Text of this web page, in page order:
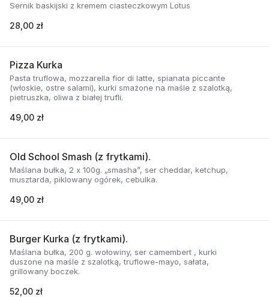
Sernik baskijski z kremem ciasteczkowym Lotus
28,00 zł
Pizza Kurka
Pasta truflowa, mozzarella fior di latte, spianata piccante
(włoskie, ostre salami), kurki smażone na maśle z szalotką,
pietruszka, oliwa z białej trufli.
49,00 zł
Old School Smash (z frytkami).
Maślana bułka, 2 x 100g. „smasha”, ser cheddar, ketchup,
musztarda, piklowany ogórek, cebulka.
49,00 zł
Burger Kurka (z frytkami).
Maślana bułka, 200 g. wołowiny, ser camembert , kurki
duszone na maśle z szalotką, truflowe-mayo, sałata,
grillowany boczek.
52,00 zł